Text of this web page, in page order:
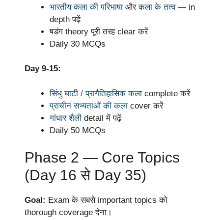
भारतीय कला की परिभाषा औरकला के तत्व— in
depth पढ़ें
षडंग theory पूरी तरह clear करें
Daily 30 MCQs
Day 9-15:
सिंधु घाटी / प्रागैतिहासिक कला complete करें
प्राचीन सभ्यताओं की कला cover करें
गांधार शैली detail में पढ़ें
Daily 50 MCQs
Phase 2 — Core Topics
(Day 16 से Day 35)
Goal: Exam के सबसे important topics को
thorough coverage देना।